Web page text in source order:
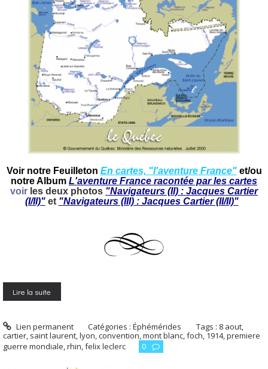
Voir notre Feuilleton En cartes, "l'aventure France"et/ou
notre Album L'aventure France racontée par les cartes
voir les deux photos "Navigateurs (II) : Jacques Cartier
(I/II)" et "Navigateurs (III) : Jacques Cartier (II/II)"
Lire la suite
Lien permanent Catégories :Éphémérides Tags : 8 aout
cartier saint laurent lyon convention mont blanc foch 1914, premiere
guerre mondiale rhin felix leclerc 0